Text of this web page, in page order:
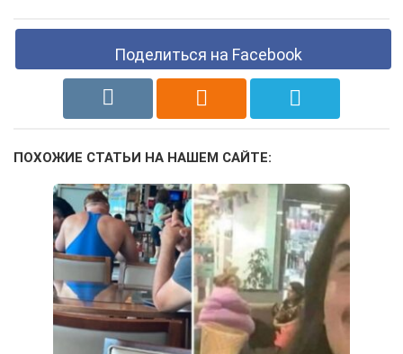
Поделиться на Facebook
ПОХОЖИЕ СТАТЬИ НА НАШЕМ САЙТЕ: